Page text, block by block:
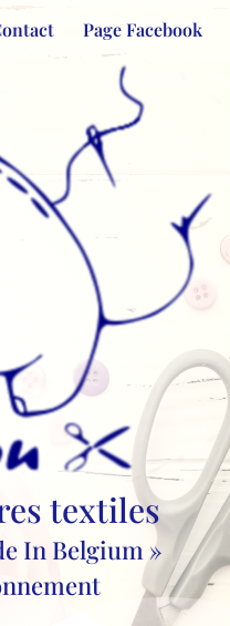
Page Facebook
textiles
In Belgium »